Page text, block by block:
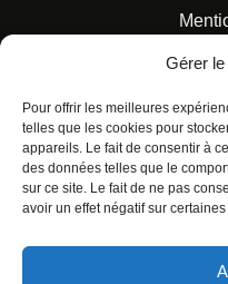
Gérer
Pour offrir les meilleures
telles que les cookies pour
appareils. Le fait de consentir à
des données telles que le
sur ce site. Le fait de ne pas
avoir un effet négatif sur
Charte pour la
© ALL RIGHTS